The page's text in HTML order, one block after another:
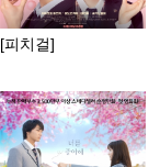
[피치걸]